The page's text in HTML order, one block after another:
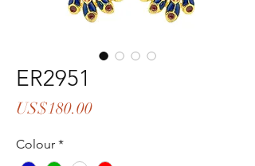
ER2951
US$180.00價
Colour *